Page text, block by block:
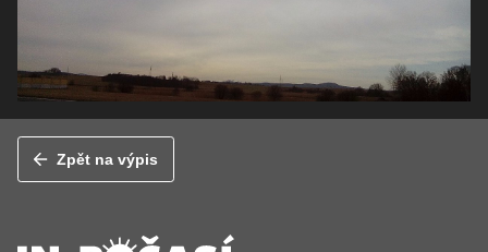
Zpět na výpis